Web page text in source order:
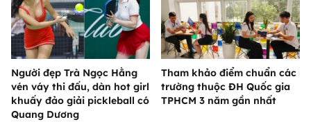
Người đẹp Trà Ngọc Hằng
vén váy thi đấu, dàn hot girl
khuấy đảo giải pickleball có
Quang Dương
Tham khảo điểm chuẩn các
trường thuộc ĐH Quốc gia
TPHCM 3 năm gần nhất